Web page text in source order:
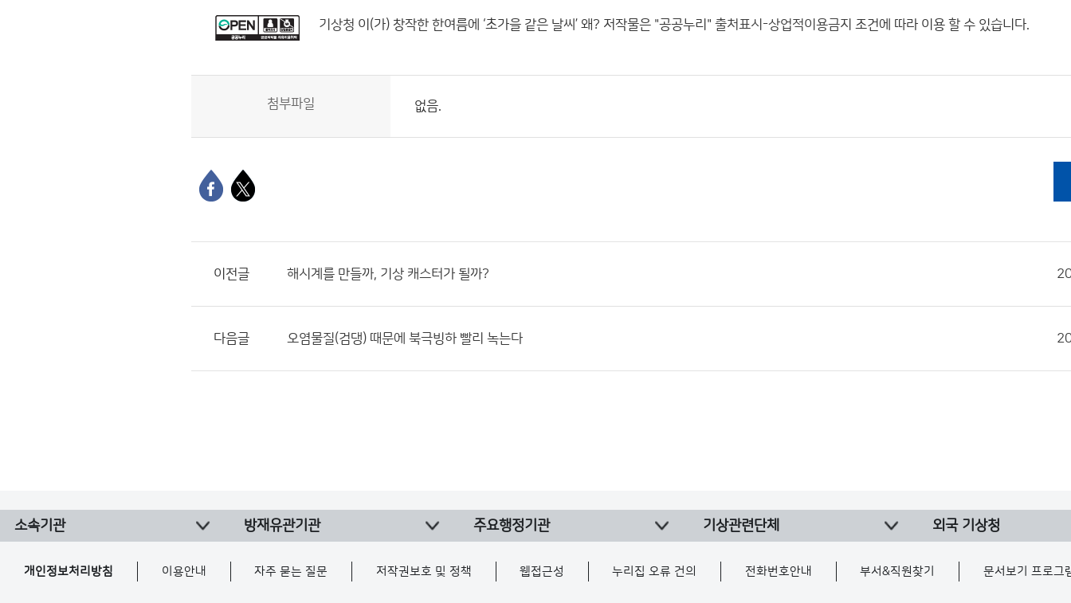
기상청 이(가) 창작한 한여름에 ‘초가을 같은 날씨’ 왜? 저작물은 "공공누리" 출처표시-상업적이용금지 조건에 따라 이용 할 수 있습니다.
첨부파일 없음.
이전글 해시계를 만들까, 기상 캐스터가 될까?
다음글 오염물질(검댕) 때문에 북극빙하 빨리 녹는다
소속기관 방재유관기관 주요행정기관 기상관련단체 외국 기상청
개인정보처리방침 이용안내 자주 묻는 질문 저작권보호 및 정책 웹접근성 누리집 오류 건의 전화번호안내 부서&직원찾기 문서보기 프로그